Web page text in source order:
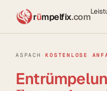
rümpelfix.com
ASPACH ·KOSTENLOSE